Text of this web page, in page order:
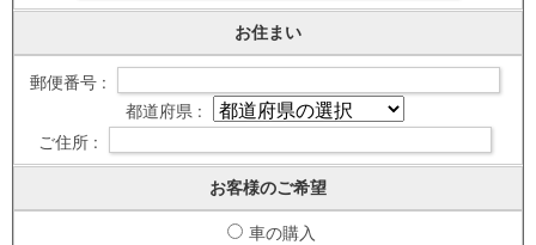
お住まい
郵便番号 :
都道府県 :
ご住所 :
お客様のご希望
車の購入